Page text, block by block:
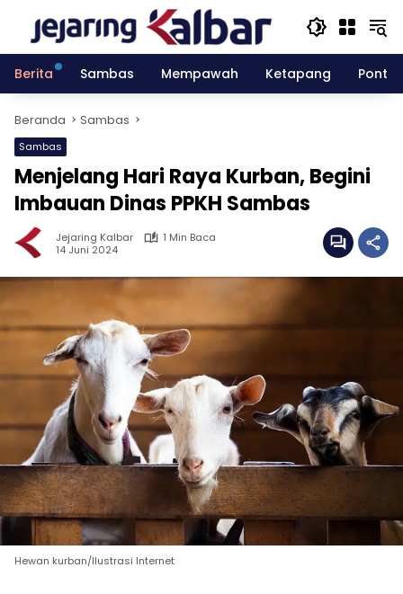
konten
Berita
Sambas Mempawah Ketapang
Beranda Sambas
Sambas
Menjelang Hari Raya Kurban, Begini
Imbauan Dinas PPKH Sambas
Jejaring Kalbar
1 Min Baca
14 Juni 2024
Hewan kurban/Ilustrasi Internet